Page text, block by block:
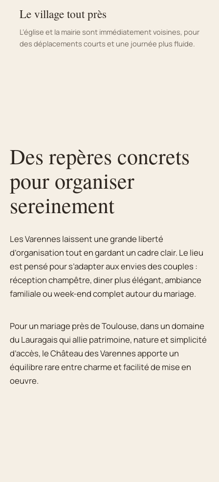
Le village tout près
L’église et la mairie sont immédiatement voisines, pour
des déplacements courts et une journée plus fluide.
Des repères concrets
pour organiser
sereinement
Les Varennes laissent une grande liberté
d’organisation tout en gardant un cadre clair. Le lieu
est pensé pour s’adapter aux envies des couples :
réception champêtre, diner plus élégant, ambiance
familiale ou week-end complet autour du mariage.
Pour un mariage près de Toulouse, dans un domaine
du Lauragais qui allie patrimoine, nature et simplicité
d’accès, le Château des Varennes apporte un
équilibre rare entre charme et facilité de mise en
oeuvre.